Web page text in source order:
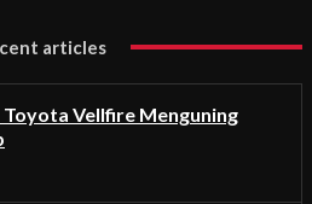
articles
Toyota Vellfire Menguning